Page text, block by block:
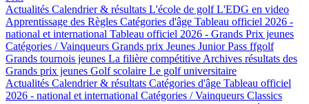
Actualités Calendrier & résultats L'école de golfL'EDG en video
Apprentissage des Règles Catégories d'âge Tableau officiel 2026 -
national et international Tableau officiel 2026 - Grands Prix jeunes
Catégories / Vainqueurs Grands prix Jeunes Junior Pass ffgolf
Grands tournois jeunes La filière compétitive Archives résultats des
Grands prix jeunes Golf scolaire Le golf universitaire
Actualités Calendrier & résultats Catégories d'âge Tableau officiel
2026 - national et international Catégories / Vainqueurs Classics